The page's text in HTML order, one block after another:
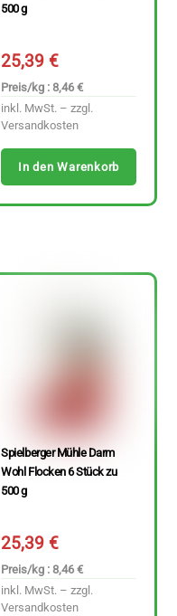
500 g
25,39€
Preis/kg : 8,46 €
inkl. MwSt. – zzgl.
Versandkosten
In den Warenkorb
Spielberger Mühle Darm
Wohl Flocken 6 Stück zu
500 g
25,39€
Preis/kg : 8,46 €
inkl. MwSt. – zzgl.
Versandkosten